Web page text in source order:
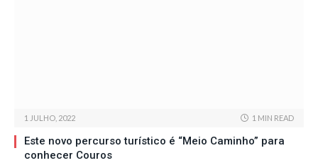
1 JULHO, 2022 1 MIN READ
Este novo percurso turístico é “Meio Caminho” para
conhecer Couros